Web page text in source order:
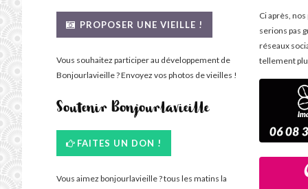
PROPOSER UNE VIEILLE !
Vous souhaitez participer au développement de
Bonjourlavieille ? Envoyez vos photos de vieilles !
Soutenir Bonjourlavieille
FAITES UN DON !
Vous aimez bonjourlavieille ? tous les matins la
Ci après,
serions pas
réseaux
tellement